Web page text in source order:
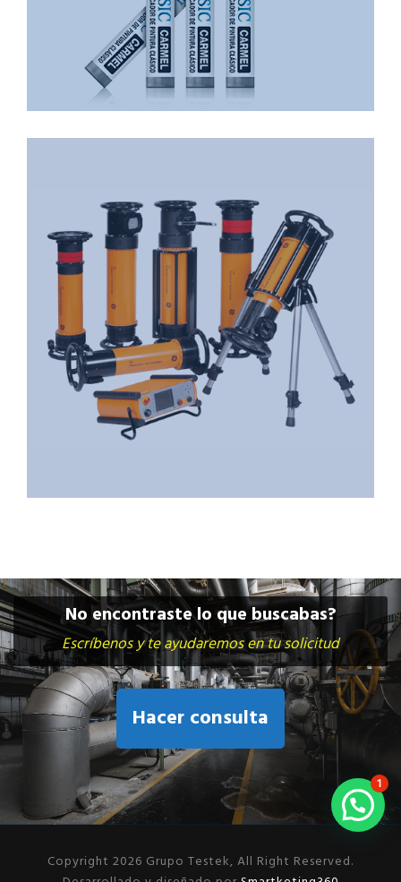
No encontraste lo que buscabas?
Escríbenos y te ayudaremos en tu solicitud
Hacer consulta
Copyright 2026 Grupo Testek, All Right Reserved.
1